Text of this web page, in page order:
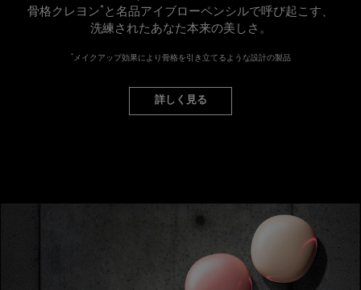
骨格クレヨン*と名品アイブローペンシルで呼び起こす、
洗練されたあなた本来の美しさ。
* メイクアップ効果により骨格を引き立てるような設計の製品
詳しく見る